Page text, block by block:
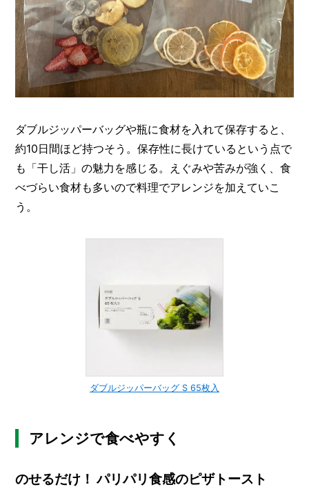
ダブルジッパーバッグや瓶に食材を入れて保存すると、
約10日間ほど持つそう。保存性に長けているという点で
も「干し活」の魅力を感じる。えぐみや苦みが強く、食
べづらい食材も多いので料理でアレンジを加えていこ
う。
ダブルジッパーバッグ S 65枚入
アレンジで食べやすく
のせるだけ！ パリパリ食感のピザトースト